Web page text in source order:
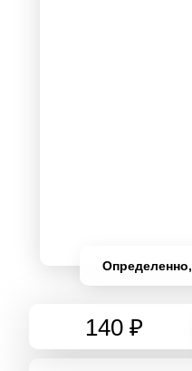
Определенно,
140 ₽